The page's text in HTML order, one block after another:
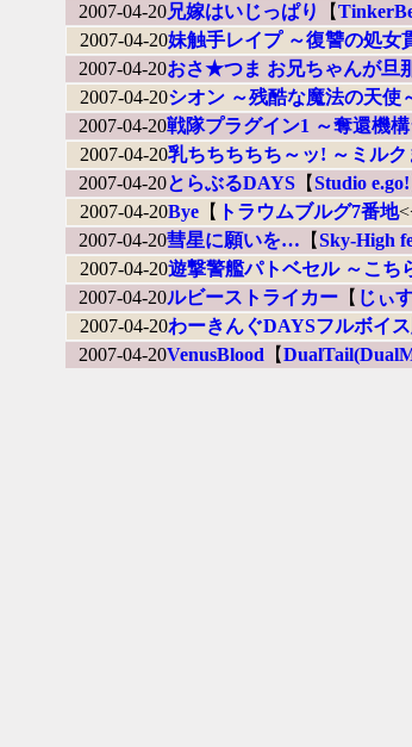
2007-04-20兄嫁はいじっぱり 【
2007-04-20妹触手レイプ ～復讐の処女
2007-04-20おさ★つま お兄ちゃんが旦
2007-04-20シオン ～残酷な魔法の天使
2007-04-20戦隊プラグイン1 ～奪還機
2007-04-20乳ちちちちち～ッ! ～ミルク
2007-04-20とらぶるDAYS【Studio e.go!
2007-04-20Bye【 トラウムブルグ7番地
2007-04-20彗星に願いを… 【Sky-High
2007-04-20遊撃警艦パトベセル ～こち
2007-04-20ルビーストライカー【 じぃ
2007-04-20わーきんぐDAYSフルボイ
2007-04-20VenusBlood 【